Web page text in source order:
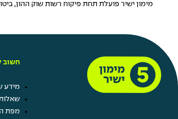
מימון ישיר פועלת תחת פיקוח רשות שוק ההון,
חשוב
מידע
מפת